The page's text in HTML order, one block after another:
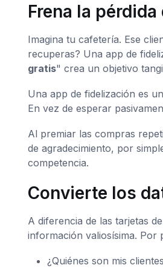
Frena la
Imagina tu cafetería. Ese
recuperas? Una app de
gratis" crea un objetivo
Una app de fidelización es
En vez de esperar
Al premiar las compras
de agradecimiento, por
competencia.
Convierte los
A diferencia de las tarjetas
información valiosísima. Por
¿Quiénes son mis